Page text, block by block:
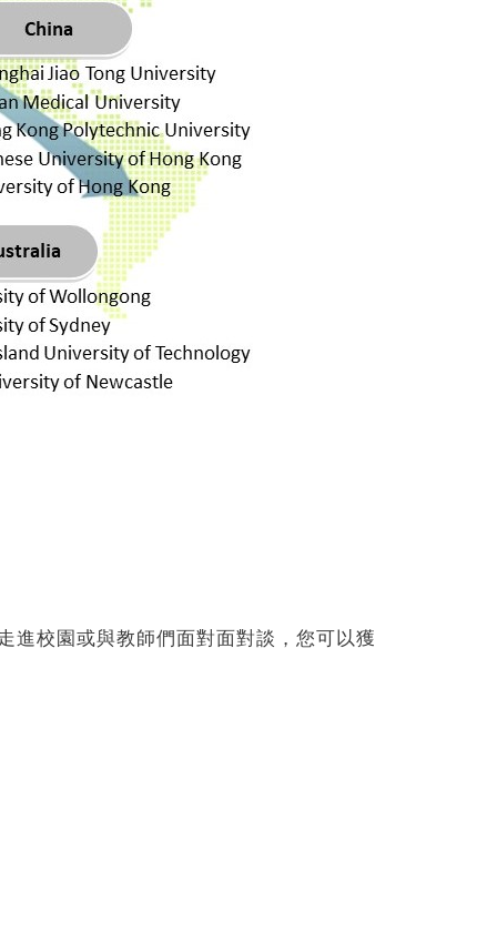
進校園或與教師們面對面對談，您可以獲